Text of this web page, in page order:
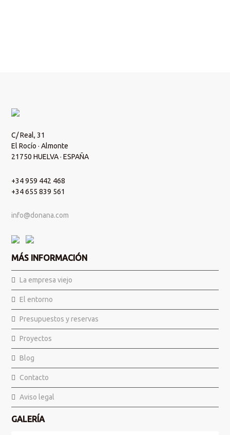
C/ Real, 31
El Rocío · Almonte
21750 HUELVA · ESPAÑA
+34 959 442 468
+34 655 839 561
info@donana.com
MÁS INFORMACIÓN
La empresa viejo
El entorno
Presupuestos y reservas
Proyectos
Blog
Contacto
Aviso legal
GALERÍA